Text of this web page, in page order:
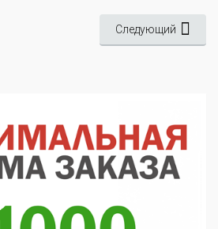
Следующий